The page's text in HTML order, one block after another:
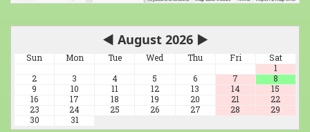
◀ August 2026 ▶
Sun Mon Tue Wed Thu Fri
Sat
1
2
3 4 5 6 7
8
9
10 11 12 13 14
15
16
17 18 19 20 21
22
23
24 25 26 27 28
29
30
31